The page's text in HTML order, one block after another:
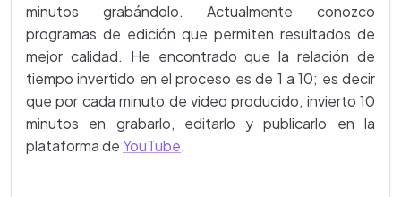
minutos grabándolo. Actualmente conozco
programas de edición que permiten resultados de
mejor calidad. He encontrado que la relación de
tiempo invertido en el proceso es de 1 a 10; es decir
que por cada minuto de video producido, invierto 10
minutos en grabarlo, editarlo y publicarlo en la
plataforma de YouTube.